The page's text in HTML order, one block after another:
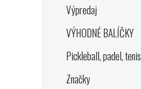
Výpredaj
VÝHODNÉ BALÍČKY
Pickleball, padel, tenis
Značky